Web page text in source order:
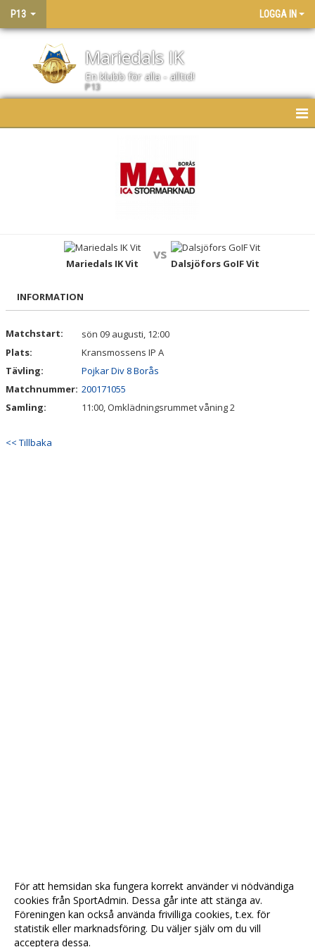
P13 LOGGA IN
Mariedals IK
En klubb för alla - alltid!
P13
BILDGALLERI
KONTAKT
Mariedals IK Vit
vs
Dalsjöfors GoIF Vit
INFORMATION
Matchstart:
sön 09 augusti, 12:00
Plats:
Kransmossens IP A
Tävling:
Pojkar Div 8 Borås
Matchnummer: 200171055
Samling:
11:00, Omklädningsrummet våning 2
<< Tillbaka
För att hemsidan ska fungera korrekt använder vi nödvändiga
cookies från SportAdmin. Dessa går inte att stänga av.
Föreningen kan också använda frivilliga cookies, t.ex. för
statistik eller marknadsföring. Du väljer själv om du vill
acceptera dessa.